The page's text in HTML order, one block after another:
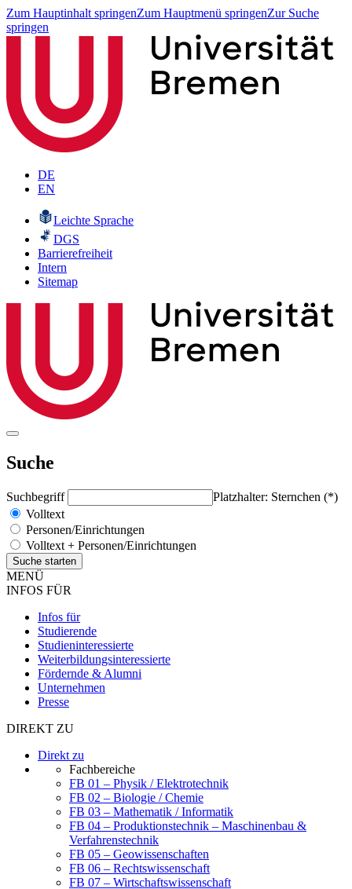
Zum Hauptinhalt springenZum Hauptmenü springenZur Suche
springen
DE
EN
Leichte Sprache
DGS
Barrierefreiheit
Intern
Sitemap
Suche
Suchbegriff
Platzhalter: Sternchen (*)
Volltext
Personen/Einrichtungen
Volltext + Personen/Einrichtungen
MENÜ
INFOS FÜR
Infos für
Studierende
Studieninteressierte
Weiterbildungsinteressierte
Fördernde & Alumni
Unternehmen
Presse
DIREKT ZU
Direkt zu
Fachbereiche
FB 01 – Physik / Elektrotechnik
FB 02 – Biologie / Chemie
FB 03 – Mathematik / Informatik
FB 04 – Produktionstechnik – Maschinenbau &
Verfahrenstechnik
FB 05 – Geowissenschaften
FB 06 – Rechtswissenschaft
FB 07 – Wirtschaftswissenschaft